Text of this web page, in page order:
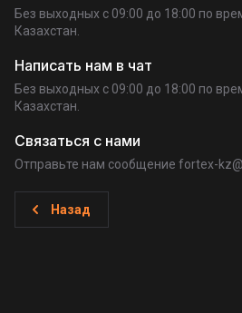
Без выходных c 09:00 до 18:00 по
Казахстан.
Написать нам в чат
Без выходных c 09:00 до 18:00 по
Казахстан.
Связаться с нами
Отправьте нам сообщение fortex-
Назад